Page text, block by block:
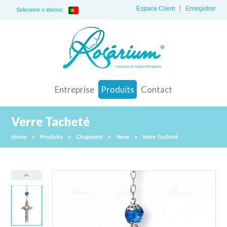
Selecione o idioma: Enregistrer
Espace Client
Entreprise Produits Contact
Verre Tacheté
Home > Produits > Chapelets > Verre > Verre Tacheté